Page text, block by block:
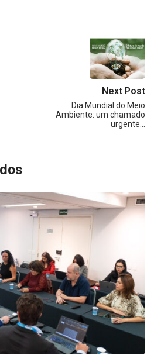
Next Post
Dia Mundial do Meio
Ambiente: um chamado
urgente…